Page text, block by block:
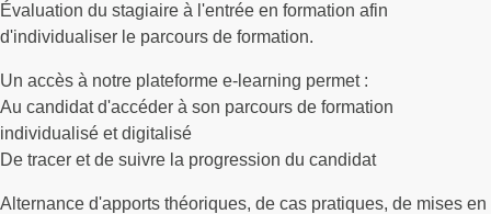
Évaluation du stagiaire à l'entrée en formation afin
d'individualiser le parcours de formation.
Un accès à notre plateforme e-learning permet :
Au candidat d'accéder à son parcours de formation
individualisé et digitalisé
De tracer et de suivre la progression du candidat
Alternance d'apports théoriques, de cas pratiques, de mises en